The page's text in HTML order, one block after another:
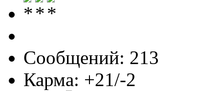
Сообщений: 213
Карма: +21/-2